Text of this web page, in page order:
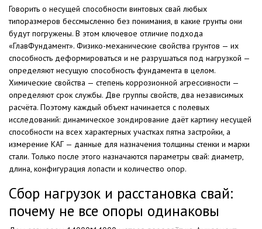
Говорить о несущей способности винтовых свай любых
типоразмеров бессмысленно без понимания, в какие грунты они
будут погружены. В этом ключевое отличие подхода
«ГлавФундамент». Физико-механические свойства грунтов — их
способность деформироваться и не разрушаться под нагрузкой —
определяют несущую способность фундамента в целом.
Химические свойства — степень коррозионной агрессивности —
определяют срок службы. Две группы свойств, два независимых
расчёта. Поэтому каждый объект начинается с полевых
исследований: динамическое зондирование даёт картину несущей
способности на всех характерных участках пятна застройки, а
измерение КАГ — данные для назначения толщины стенки и марки
стали. Только после этого назначаются параметры свай: диаметр,
длина, конфигурация лопасти и количество опор.
Сбор нагрузок и расстановка свай:
почему не все опоры одинаковы